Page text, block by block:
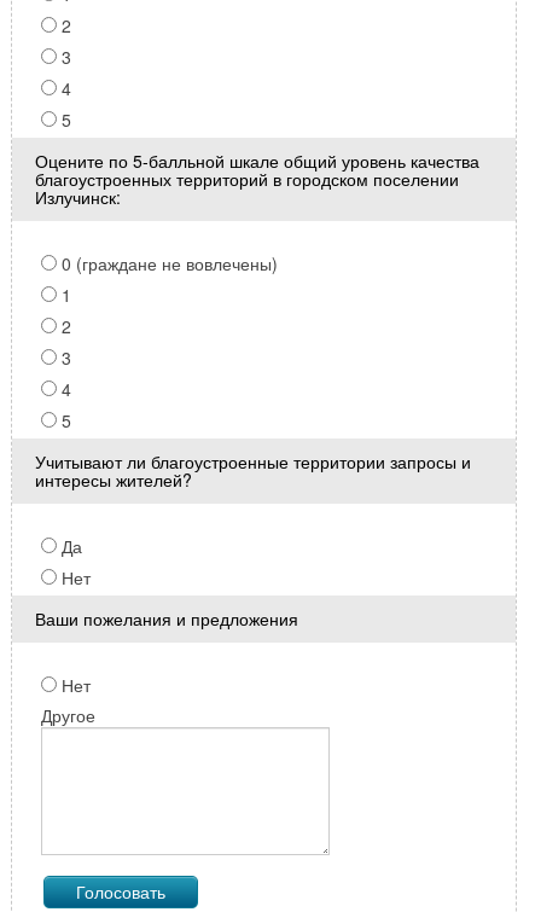
2
3
4
5
Оцените по 5-балльной шкале общий уровень качества
благоустроенных территорий в городском поселении
Излучинск:
0 (граждане не вовлечены)
1
2
3
4
5
Учитывают ли благоустроенные территории запросы и
интересы жителей?
Да
Нет
Ваши пожелания и предложения
Нет
Другое